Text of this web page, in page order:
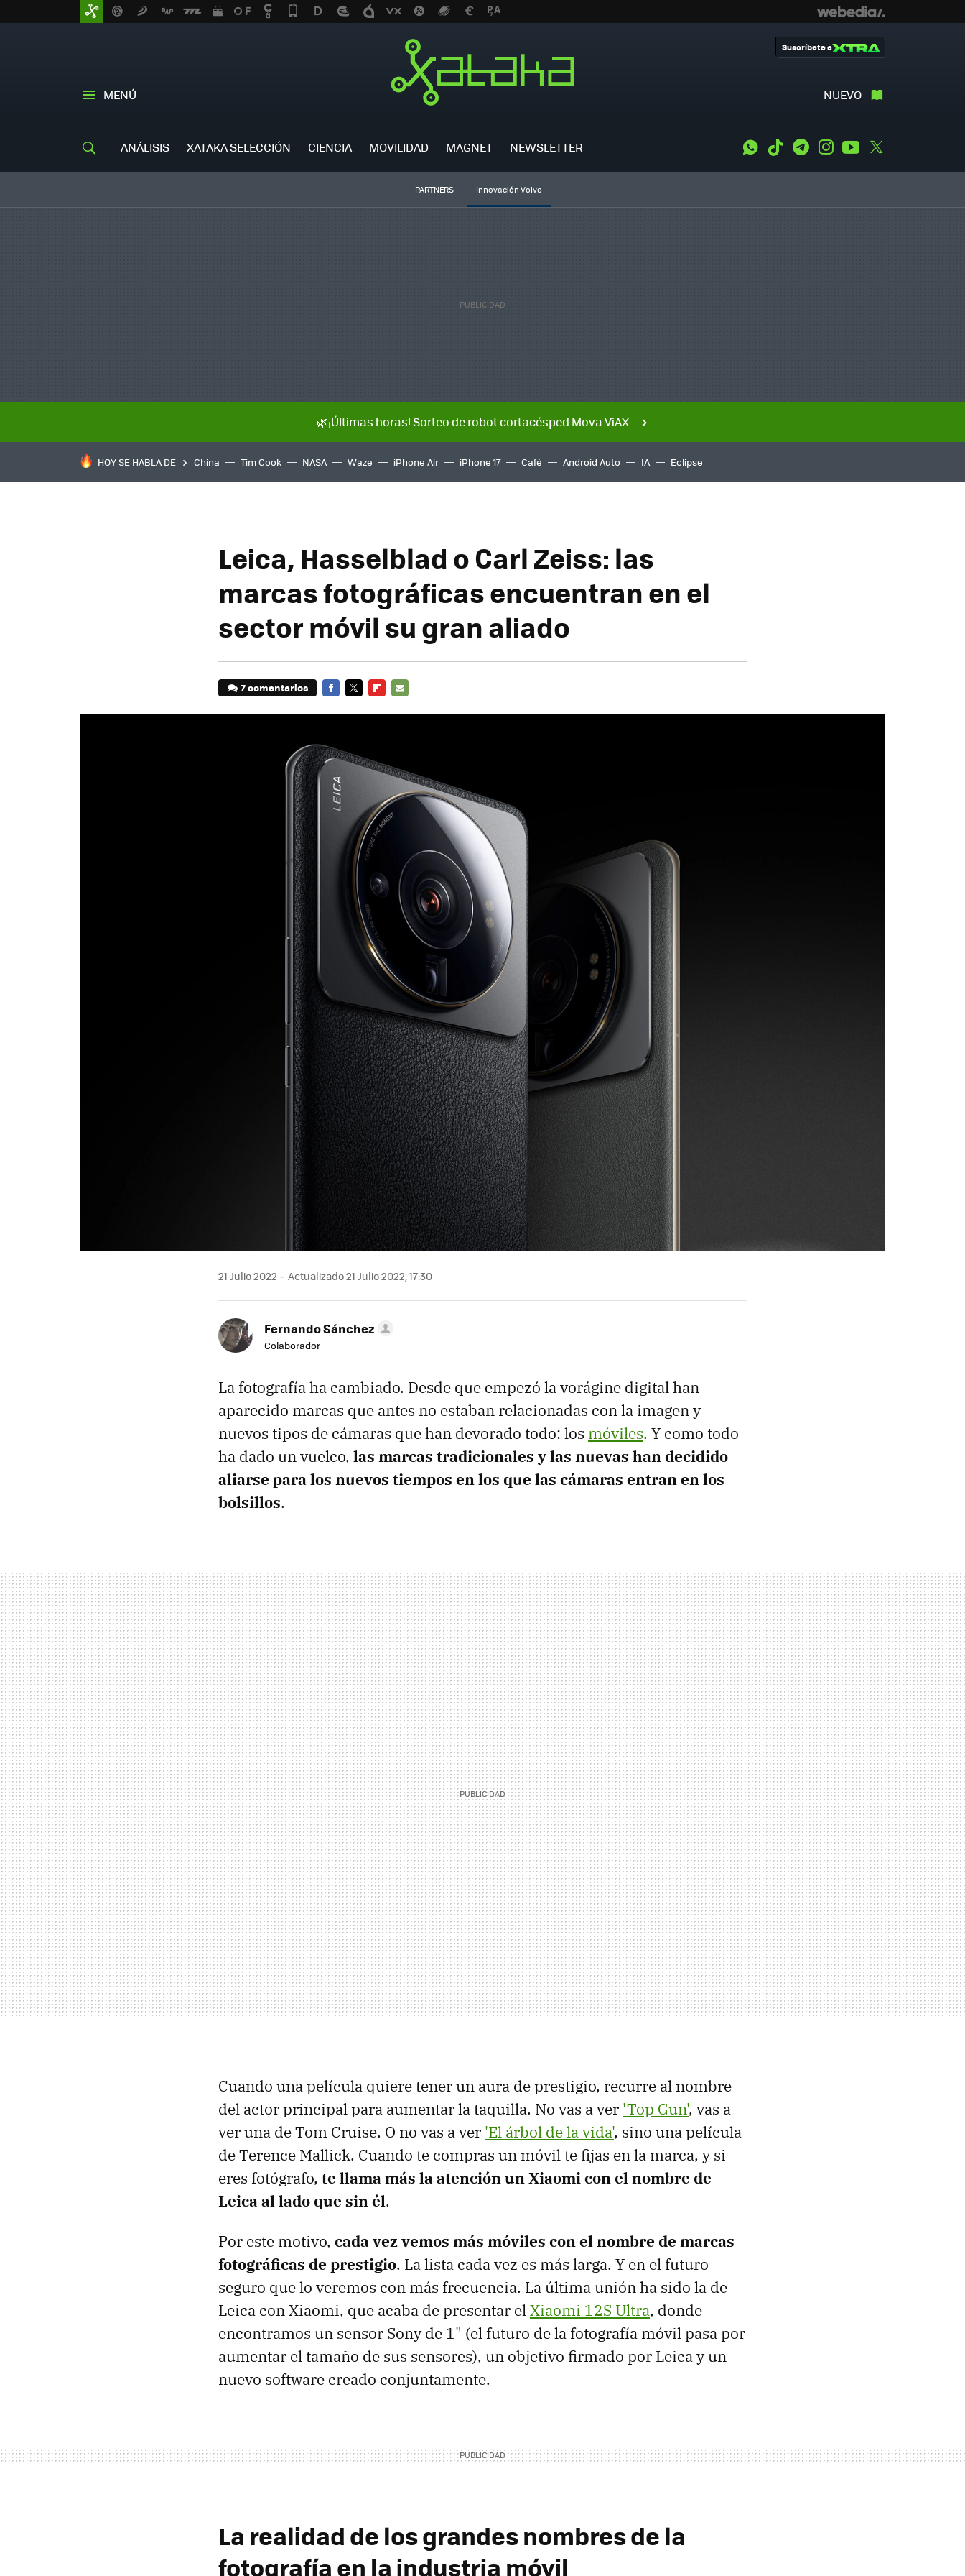
MENÚ NUEVO
Suscríbete a
ANÁLISIS XATAKA SELECCIÓN CIENCIA MOVILIDAD MAGNET NEWSLETTER WhatsApp
Tiktok TelegramInstagramYoutube
PARTNERS Innovación Volvo
🌿¡Últimas horas! Sorteo de robot cortacésped Mova ViAX
HOY SE HABLA DE China Tim Cook NASA Waze iPhone Air iPhone 17 Café Android Auto IA Eclipse
Leica, Hasselblad o Carl Zeiss: las
marcas fotográficas encuentran en el
sector móvil su gran aliado
7 comentarios
21 Julio 2022 Actualizado 21 Julio 2022, 17:30
Fernando Sánchez
Colaborador
La fotografía ha cambiado. Desde que empezó la vorágine digital han
aparecido marcas que antes no estaban relacionadas con la imagen y
nuevos tipos de cámaras que han devorado todo: los móviles. Y como todo
ha dado un vuelco, las marcas tradicionales y las nuevas han decidido
aliarse para los nuevos tiempos en los que las cámaras entran en los
bolsillos.
Cuando una película quiere tener un aura de prestigio, recurre al nombre
del actor principal para aumentar la taquilla. No vas a ver 'Top Gun', vas a
ver una de Tom Cruise. O no vas a ver 'El árbol de la vida', sino una película
de Terence Mallick. Cuando te compras un móvil te fijas en la marca, y si
eres fotógrafo, te llama más la atención un Xiaomi con el nombre de
Leica al lado que sin él.
Por este motivo, cada vez vemos más móviles con el nombre de marcas
fotográficas de prestigio. La lista cada vez es más larga. Y en el futuro
seguro que lo veremos con más frecuencia. La última unión ha sido la de
Leica con Xiaomi, que acaba de presentar elXiaomi 12S Ultra, donde
encontramos un sensor Sony de 1" (el futuro de la fotografía móvil pasa por
aumentar el tamaño de sus sensores), un objetivo firmado por Leica y un
nuevo software creado conjuntamente.
La realidad de los grandes nombres de la
fotografía en la industria móvil